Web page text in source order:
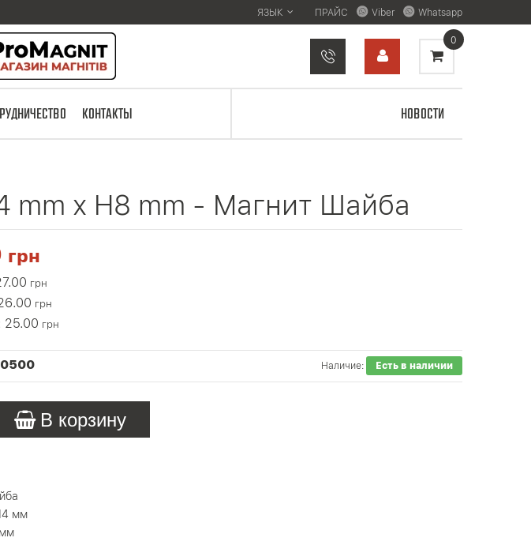
ЯЗЫК ПРАЙС Viber Whatsapp
0
КОНТАКТЫ НОВОСТИ
mm х H8 mm - Магнит Шайба
грн
грн
грн
25.00 грн
Наличие: Есть в наличии
В корзину
мм